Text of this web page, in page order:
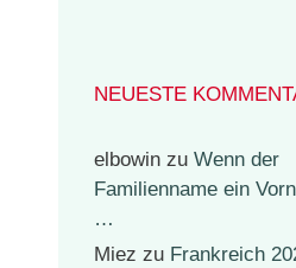
NEUESTE
elbowin zu Wenn der
Familienname ein
…
Miez zu Frankreich